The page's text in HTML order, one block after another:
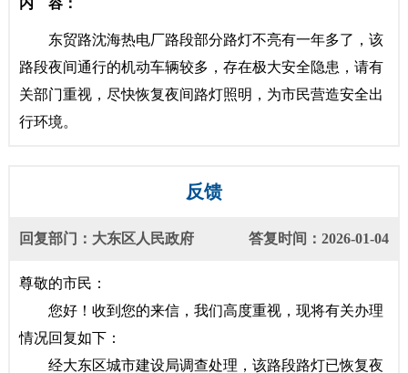
内 容：
东贸路沈海热电厂路段部分路灯不亮有一年多了，该
路段夜间通行的机动车辆较多，存在极大安全隐患，请有
关部门重视，尽快恢复夜间路灯照明，为市民营造安全出
行环境。
反馈
回复部门：大东区人民政府 答复时间：2026-01-04
尊敬的市民：
您好！收到您的来信，我们高度重视，现将有关办理
情况回复如下：
经大东区城市建设局调查处理，该路段路灯已恢复夜